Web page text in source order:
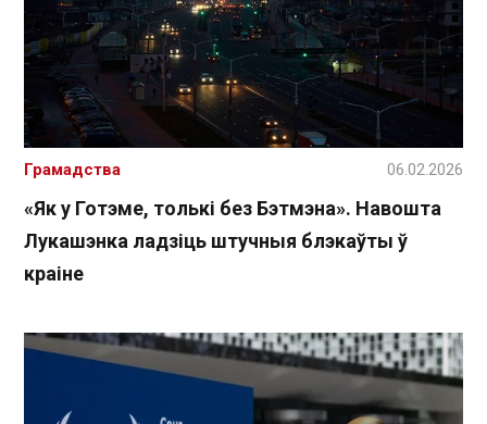
«Як у Готэме, толькі без Бэтмэна». Навошта
Лукашэнка ладзіць штучныя блэкаўты ў
краіне
Грамадства 06.02.2026